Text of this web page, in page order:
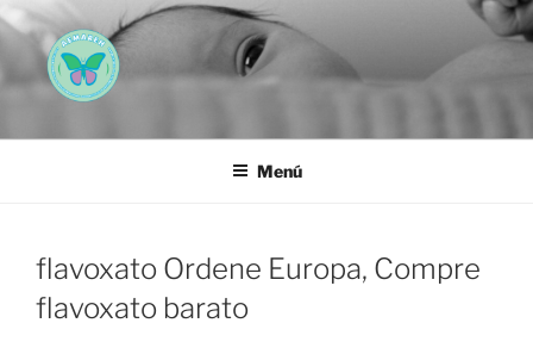
Saltar
al
contenido
AEMAREH
Menú
flavoxato Ordene Europa, Compre
flavoxato barato